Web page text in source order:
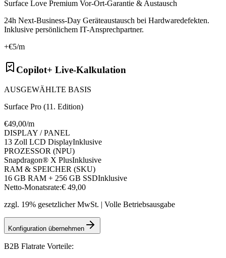
Surface Love Premium Vor-Ort-Garantie & Austausch
24h Next-Business-Day Geräteaustausch bei Hardwaredefekten.
Inklusive persönlichem IT-Ansprechpartner.
+€5/m
Copilot+ Live-Kalkulation
AUSGEWÄHLTE BASIS
Surface Pro (11. Edition)
€49,00/m
DISPLAY / PANEL
13 Zoll LCD DisplayInklusive
PROZESSOR (NPU)
Snapdragon® X PlusInklusive
RAM & SPEICHER (SKU)
16 GB RAM + 256 GB SSDInklusive
Netto-Monatsrate:€ 49,00
zzgl. 19% gesetzlicher MwSt. | Volle Betriebsausgabe
Konfiguration übernehmen
B2B Flatrate Vorteile: